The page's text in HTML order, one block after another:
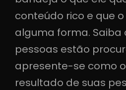
conteúdo rico e que
alguma forma. Saiba
pessoas estão
apresente-se como
resultado de suas